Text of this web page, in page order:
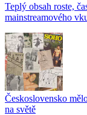
Teplý obsah roste,
mainstreamového
Československo
na světě